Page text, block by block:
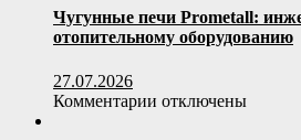
были
безвозвратно
утрачены
Чугунные печи Prometall:
отопительному оборудованию
27.07.2026
Комментарии котключены